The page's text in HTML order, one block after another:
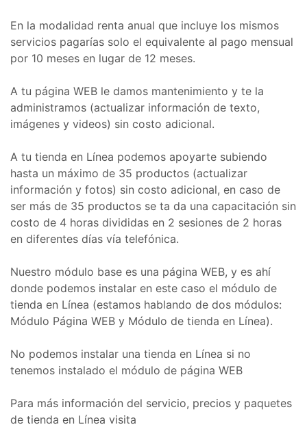
En la modalidad renta anual que incluye los mismos
servicios pagarías solo el equivalente al pago mensual
por 10 meses en lugar de 12 meses.
A tu página WEB le damos mantenimiento y te la
administramos (actualizar información de texto,
imágenes y videos) sin costo adicional.
A tu tienda en Línea podemos apoyarte subiendo
hasta un máximo de 35 productos (actualizar
información y fotos) sin costo adicional, en caso de
ser más de 35 productos se ta da una capacitación sin
costo de 4 horas divididas en 2 sesiones de 2 horas
en diferentes días vía telefónica.
Nuestro módulo base es una página WEB, y es ahí
donde podemos instalar en este caso el módulo de
tienda en Línea (estamos hablando de dos módulos:
Módulo Página WEB y Módulo de tienda en Línea).
No podemos instalar una tienda en Línea si no
tenemos instalado el módulo de página WEB
Para más información del servicio, precios y paquetes
de tienda en Línea visita